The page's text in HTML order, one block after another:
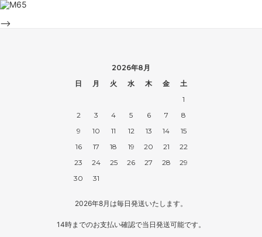
-->
2026年8月
日
月 火 水 木 金
土
1
2
3 4 5 6 7
8
9
10 11 12 13 14
15
16
17 18 19 20 21
22
23
24 25 26 27 28
29
30
31
2026年8月は毎日発送いたします。
14時までのお支払い確認で当日発送可能です。